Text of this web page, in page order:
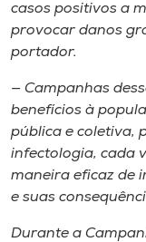
casos positivos a
provocar danos
portador.
— Campanhas
benefícios à
pública e coletiva,
infectologia, cada
maneira eficaz de
e suas
Durante a